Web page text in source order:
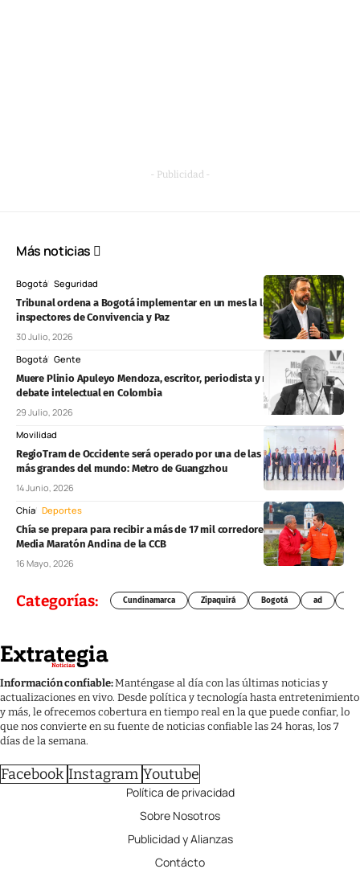
- Publicidad -
Más noticias
Bogotá Seguridad
Tribunal ordena a Bogotá implementar en un mes la ley de
inspectores de Convivencia y Paz
30 Julio, 2026
Bogotá Gente
Muere Plinio Apuleyo Mendoza, escritor, periodista y referente del
debate intelectual en Colombia
29 Julio, 2026
Movilidad
RegioTram de Occidente será operado por una de las redes férreas
más grandes del mundo: Metro de Guangzhou
14 Junio, 2026
Chía Deportes
Chía se prepara para recibir a más de 17 mil corredores en la tercera
Media Maratón Andina de la CCB
16 Mayo, 2026
Categorías: Cundinamarca Zipaquirá Bogotá ad
Información confiable:Manténgase al día con las últimas noticias y
actualizaciones en vivo. Desde política y tecnología hasta entretenimiento
y más, le ofrecemos cobertura en tiempo real en la que puede confiar, lo
que nos convierte en su fuente de noticias confiable las 24 horas, los 7
días de la semana.
Facebook Instagram Youtube
Política de privacidad
Sobre Nosotros
Publicidad y Alianzas
Contácto